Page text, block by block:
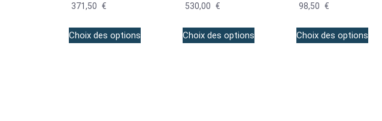
371,50 €
prix :
Choix des options
530,00 €
prix :
Choix des options
98,50 €
prix :
Choix des options